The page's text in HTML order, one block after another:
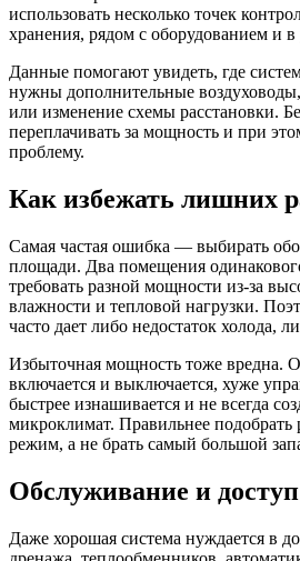
использовать несколько точек
хранения, рядом с оборудованием и в
Данные помогают увидеть, где
нужны дополнительные
или изменение схемы расстановки.
переплачивать за мощность и при
проблему.
Как избежать лишних
Самая частая ошибка — выбирать
площади. Два помещения
требовать разной мощности из-за
влажности и тепловой нагрузки.
часто дает либо недостаток холода,
Избыточная мощность тоже вредна.
включается и выключается, хуже
быстрее изнашивается и не всегда
микроклимат. Правильнее подобрать
режим, а не брать самый большой
Обслуживание и доступ
Даже хорошая система нуждается в